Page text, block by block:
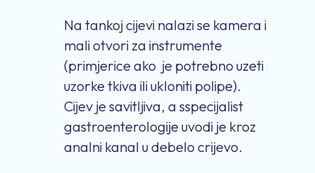
Na tankoj cijevi nalazi se kamera i
mali otvori za instrumente
(primjerice ako je potrebno uzeti
uzorke tkiva ili ukloniti polipe).
Cijev je savitljiva, a sspecijalist
gastroenterologije uvodi je kroz
analni kanal u debelo crijevo.